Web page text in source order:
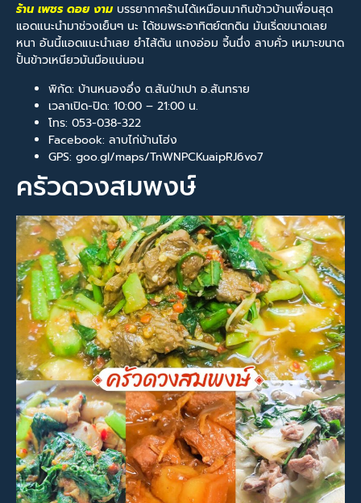
ร้าน เพชร ดอย งาม บรรยากาศร้านได้เหมือนมากินข้าวบ้านเพื่อนสุด
แอดแนะนำมาช่วงเย็นๆ นะ ได้ชมพระอาทิตย์ตกดิน มันเริ่ดขนาดเลย
หนา อันนี้แอดแนะนำเลย ยำไส้ตัน แกงอ่อม จี้นนึ่ง ลาบคั่ว เหมาะขนาด
ปั้นข้าวเหนียวมันมือแน่นอน
พิกัด: บ้านหนองอึ่ง ต.สันป่าเปา อ.สันทราย
เวลาเปิด-ปิด: 10:00 – 21:00 น.
โทร: 053-038-322
Facebook: ลาบไก่บ้านโฮ่ง
GPS: goo.gl/maps/TnWNPCKuaipRJ6vo7
ครัวดวงสมพงษ์